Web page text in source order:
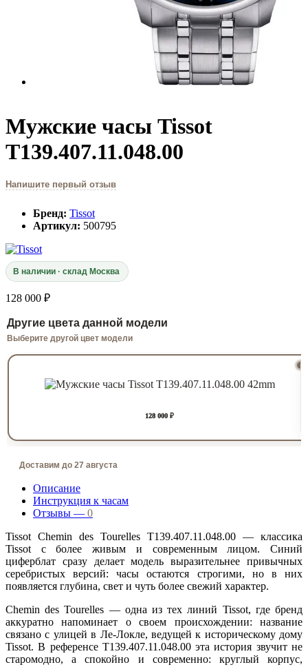
Мужские часы Tissot
T139.407.11.048.00
Напишите первый отзыв
Бренд: Tissot
Артикул: 500795
В наличии · склад Москва
128 000 ₽
Другие цвета данной модели
Выберите другой цвет модели
128 000 ₽
Доставим до 27 августа
Описание
Инструкция к часам
Отзывы — 0
Tissot Chemin des Tourelles T139.407.11.048.00 — классика
Tissot с более живым и современным лицом. Синий
циферблат сразу делает модель выразительнее привычных
серебристых версий: часы остаются строгими, но в них
появляется глубина, свет и чуть более свежий характер.
Chemin des Tourelles — одна из тех линий Tissot, где бренд
аккуратно напоминает о своем происхождении: название
связано с улицей в Ле-Локле, ведущей к историческому дому
Tissot. В референсе T139.407.11.048.00 эта история звучит не
старомодно, а спокойно и современно: круглый корпус,